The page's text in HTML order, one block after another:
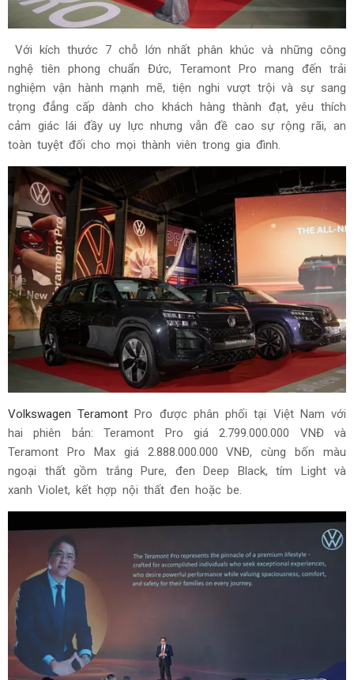
Với kích thước 7 chỗ lớn nhất phân khúc và những công
nghệ tiên phong chuẩn Đức, Teramont Pro mang đến trải
nghiệm vận hành mạnh mẽ, tiện nghi vượt trội và sự sang
trọng đẳng cấp dành cho khách hàng thành đạt, yêu thích
cảm giác lái đầy uy lực nhưng vẫn đề cao sự rộng rãi, an
toàn tuyệt đối cho mọi thành viên trong gia đình.
Volkswagen Teramont Pro được phân phối tại Việt Nam với
hai phiên bản: Teramont Pro giá 2.799.000.000 VNĐ và
Teramont Pro Max giá 2.888.000.000 VNĐ, cùng bốn màu
ngoại thất gồm trắng Pure, đen Deep Black, tím Light và
xanh Violet, kết hợp nội thất đen hoặc be.